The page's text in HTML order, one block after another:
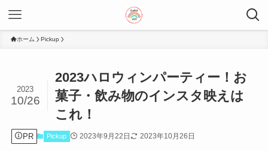
ホーム Pickup
2023ハロウィンパーティー！お
菓子・飲み物のインスタ映えは
これ！
2023
10/26
PR Pickup 2023年9月22日 2023年10月26日